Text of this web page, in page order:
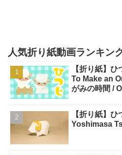
人気折り紙動画ランキン
【折り紙】
To Make an
がみの時間 /
【折り紙】
Yoshimasa